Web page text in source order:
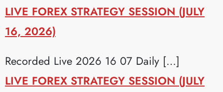
LIVE FOREX STRATEGY SESSION (JULY
16, 2026)
Recorded Live 2026 16 07 Daily […]
LIVE FOREX STRATEGY SESSION (JULY